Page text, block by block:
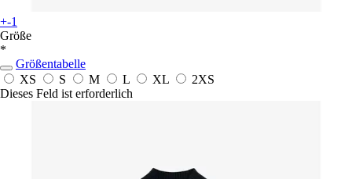
+-1
Größe
*
Größentabelle
XS
S M L XL
2XS
Dieses Feld ist erforderlich